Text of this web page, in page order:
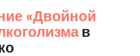
«Двойной
в